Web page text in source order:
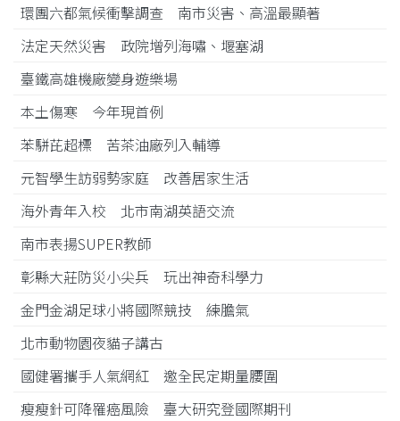
環團六都氣候衝擊調查 南市災害、高溫最顯著
法定天然災害 政院增列海嘯、堰塞湖
臺鐵高雄機廠變身遊樂場
本土傷寒 今年現首例
苯駢芘超標 苦茶油廠列入輔導
元智學生訪弱勢家庭 改善居家生活
海外青年入校 北市南湖英語交流
南市表揚SUPER教師
彰縣大莊防災小尖兵 玩出神奇科學力
金門金湖足球小將國際競技 練膽氣
北市動物園夜貓子講古
國健署攜手人氣網紅 邀全民定期量腰圍
瘦瘦針可降罹癌風險 臺大研究登國際期刊